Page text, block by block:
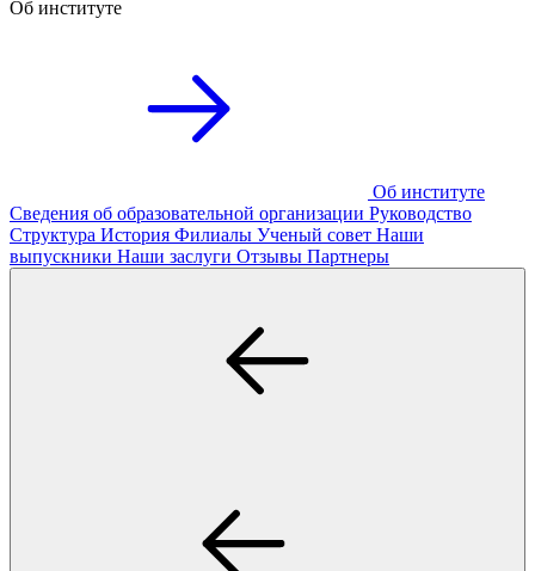
Об институте
Об институте
Сведения об образовательной организации Руководство
Структура История Филиалы Ученый совет Наши
выпускники Наши заслуги Отзывы Партнеры